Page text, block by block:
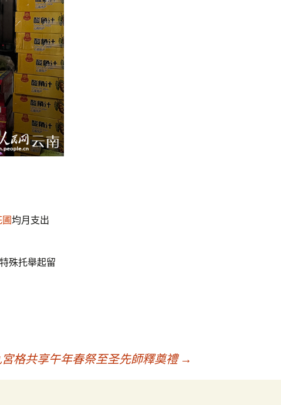
均月支出
殊托舉起留
格共享午年春祭至圣先師釋奠禮 →